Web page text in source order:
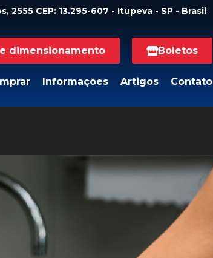
2555 CEP: 13.295-607 - Itupeva - SP - Brasil
dimensionamento Boletos
Informações Artigos Contato